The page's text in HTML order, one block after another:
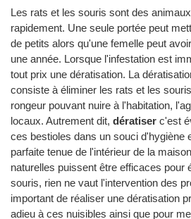
Les rats et les souris sont des
rapidement. Une seule portée peut
de petits alors qu'une femelle peut
une année. Lorsque l'infestation est
tout prix une dératisation. La
consiste à éliminer les rats et les
rongeur pouvant nuire à l'habitation,
locaux. Autrement dit, dératiser c'est
ces bestioles dans un souci d'hygiène
parfaite tenue de l'intérieur de la
naturelles puissent être efficaces pour
souris, rien ne vaut l'intervention des
important de réaliser une dératisation
adieu à ces nuisibles ainsi que pour